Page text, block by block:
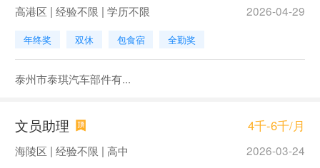
高港区 | 经验不限 | 学历不限 2026-04-29
年终奖 双休 包食宿 全勤奖
泰州市泰琪汽车部件有...
文员助理 4千-6千/月
海陵区 | 经验不限 | 高中 2026-03-24